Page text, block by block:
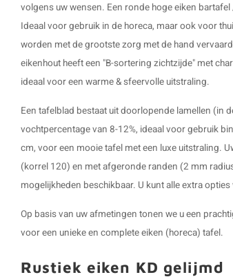
volgens uw wensen. Een ronde hoge eiken
Ideaal voor gebruik in de horeca, maar ook voor
worden met de grootste zorg met de hand
eikenhout heeft een "B-sortering zichtzijde" met
ideaal voor een warme & sfeervolle uitstraling.
Een tafelblad bestaat uit doorlopende lamellen (in
vochtpercentage van 8-12%, ideaal voor gebruik
cm, voor een mooie tafel met een luxe uitstraling.
(korrel 120) en met afgeronde randen (2 mm
mogelijkheden beschikbaar. U kunt alle extra
Op basis van uw afmetingen tonen we u een
voor een unieke en complete eiken (horeca) tafel.
Rustiek eiken KD gelijmd